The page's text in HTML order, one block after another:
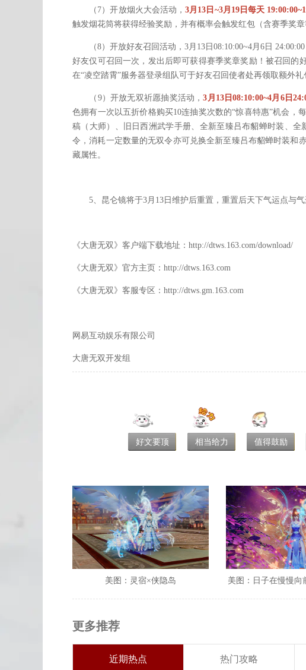
（7）开放烟火大会活动，3月13日~3月19日每天
触发烟花筒将获得经验奖励，并有概率会触发红包（含赛季奖章
（8）开放好友召回活动，3月13日08:10:00~4月6日
好友仅可召回一次，发出后即可获得赛季奖章奖励！被召回的
在“凌空踏霄”服务器登录组队可于好友召回使者处再领取额外礼
（9）开放无双祈愿抽奖活动，3月13日08:10:00~4月6日
色拥有一次以五折价格购买10连抽奖次数的“惊喜特惠”机会
稿（大师）、旧日西洲武学手册、全新至臻吕布貂蝉时装、
令，消耗一定数量的无双令亦可兑换全新至臻吕布貂蝉时装和
藏属性。
5、昆仑镜将于3月13日维护后重置，重置后天下气运点与气
《大唐无双》客户端下载地址：http://dtws.163.com/download/
《大唐无双》官方主页：http://dtws.163.com
《大唐无双》客服专区：http://dtws.gm.163.com
网易互动娱乐有限公司
大唐无双开发组
好文要顶 相当给力 值得鼓励
美图：灵宿×侠隐岛 美图：日子在慢慢向
更多推荐
近期热点 热门攻略